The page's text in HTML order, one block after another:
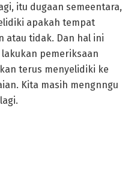
itu dugaan semeentara,
apakah tempat
atau tidak. Dan hal ini
pemeriksaan
terus menyelidiki ke
Kita masih mengnngu